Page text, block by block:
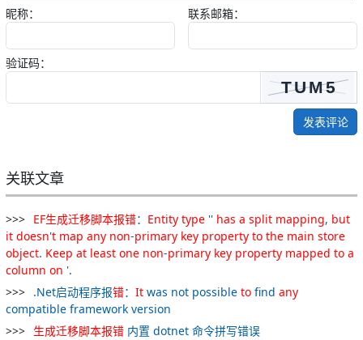
昵称： 联系邮箱：
验证码：
发表评论
关联文章
EF生成迁移脚本报错： Entity type '' has a split mapping, but
it doesn't map any non-primary key property to the main store
object. Keep at least one non-primary key property mapped to a
column on '.
.Net启动程序报错： It was not possible to find any
compatible framework version
生成迁移脚本报错 内置 dotnet 命令拼写错误